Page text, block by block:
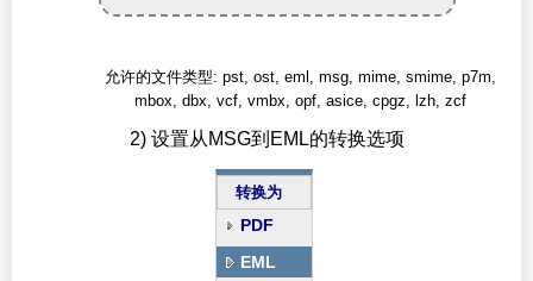
允许的文件类型: pst, ost, eml, msg, mime, smime, p7m,
mbox, dbx, vcf, vmbx, opf, asice, cpgz, lzh, zcf
2) 设置从MSG到EML的转换选项
转换为
PDF
EML